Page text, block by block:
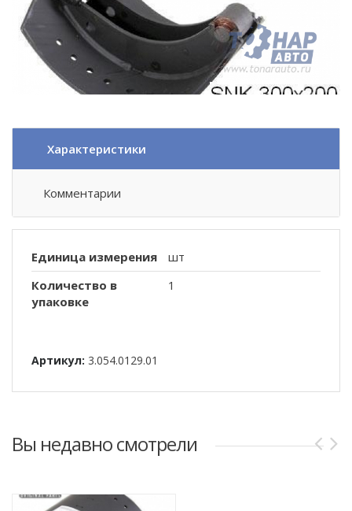
Характеристики
Комментарии
Единица измерения
шт
Количество в
упаковке
1
Артикул: 3.054.0129.01
Вы недавно смотрели